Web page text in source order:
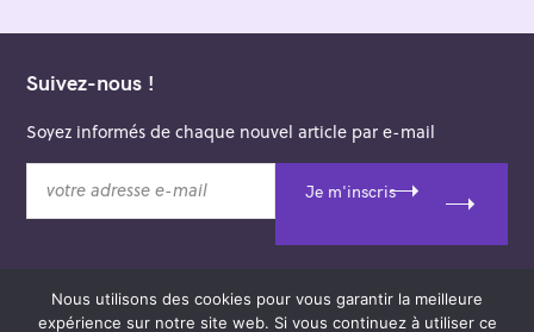
Suivez-nous !
Soyez informés de chaque nouvel article par e-mail
t
Je m'inscris
© 2026 Saint-Merry Hors-les-Murs.
Nous utilisons des cookies pour vous garantir la meilleure
expérience sur notre site web. Si vous continuez à utiliser ce